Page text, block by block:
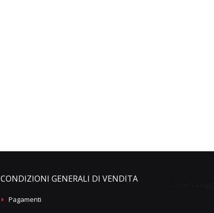
CONDIZIONI GENERALI DI VENDITA
Pagamenti